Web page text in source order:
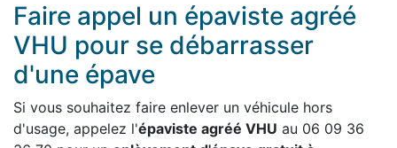
Faire appel un épaviste agréé
VHU pour se débarrasser
d'une épave
Si vous souhaitez faire enlever un véhicule hors
d'usage, appelez l'épaviste agréé VHU au 06 09 36